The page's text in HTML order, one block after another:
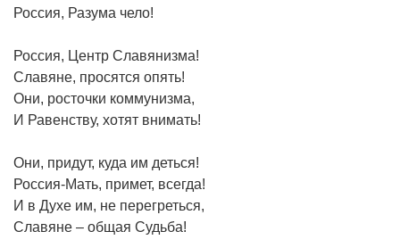
Россия, Разума чело!
Россия, Центр Славянизма!
Славяне, просятся опять!
Они, росточки коммунизма,
И Равенству, хотят внимать!
Они, придут, куда им деться!
Россия-Мать, примет, всегда!
И в Духе им, не перегреться,
Славяне – общая Судьба!